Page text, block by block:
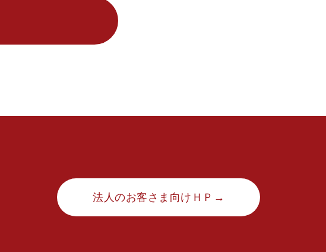
法人のお客さま向けＨＰ→